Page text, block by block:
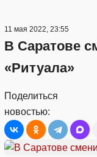
11 мая 2022, 23:55
В Саратове
«Ритуала»
Поделиться
новостью: